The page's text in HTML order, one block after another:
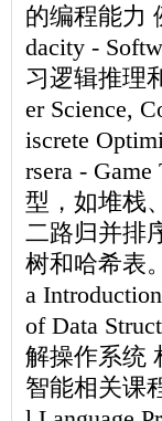
的编程能力
dacity -
习逻辑推理
er Science,
iscrete
rsera -
型，如堆栈
二路归并排
树和哈希表
a
of Data
解操作系统
智能相关课